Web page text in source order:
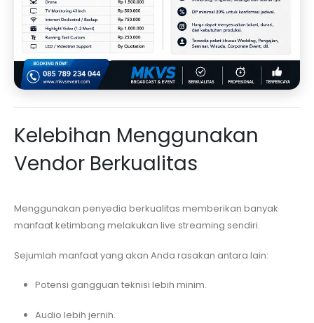
Kelebihan Menggunakan
Vendor Berkualitas
Menggunakan penyedia berkualitas memberikan banyak
manfaat ketimbang melakukan live streaming sendiri.
Sejumlah manfaat yang akan Anda rasakan antara lain:
Potensi gangguan teknisi lebih minim.
Audio lebih jernih.